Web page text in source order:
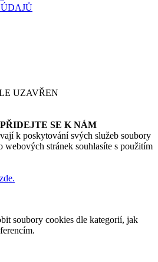
UZAVŘEN
PŘIDEJTE SE K NÁM
k poskytování svých služeb soubory
webových stránek souhlasíte s použitím
soubory cookies dle kategorií, jak